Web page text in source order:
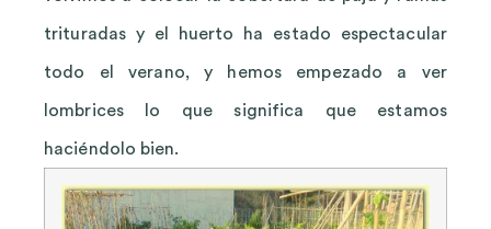
trituradas y el huerto ha estado espectacular
todo el verano, y hemos empezado a ver
lombrices lo que significa que estamos
haciéndolo bien.